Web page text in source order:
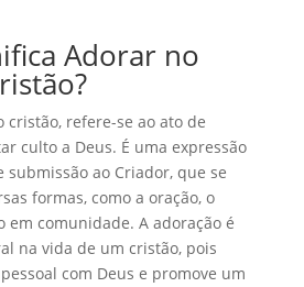
Adorar no
cristão, refere-se ao ato de
culto a Deus. É uma expressão
submissão ao Criador, que se
formas, como a oração, o
em comunidade. A adoração é
na vida de um cristão, pois
com Deus e promove um